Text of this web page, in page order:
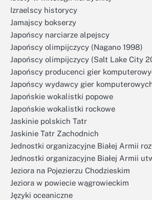
Izraelscy historycy
Jamajscy bokserzy
Japońscy narciarze alpejscy
Japońscy olimpijczycy (Nagano 1998)
Japońscy olimpijczycy (Salt Lake City
Japońscy producenci gier
Japońscy wydawcy gier
Japońskie wokalistki popowe
Japońskie wokalistki rockowe
Jaskinie polskich Tatr
Jaskinie Tatr Zachodnich
Jednostki organizacyjne Białej Armii
Jednostki organizacyjne Białej Armii
Jeziora na Pojezierzu Chodzieskim
Jeziora w powiecie wągrowieckim
Języki oceaniczne